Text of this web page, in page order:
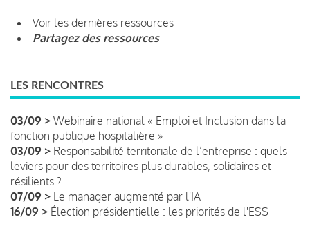
Voir les dernières ressources
Partagez des ressources
LES RENCONTRES
03/09 > Webinaire national « Emploi et Inclusion dans la
fonction publique hospitalière »
03/09 > Responsabilité territoriale de l’entreprise : quels
leviers pour des territoires plus durables, solidaires et
résilients ?
07/09 > Le manager augmenté par l'IA
16/09 > Élection présidentielle : les priorités de l'ESS